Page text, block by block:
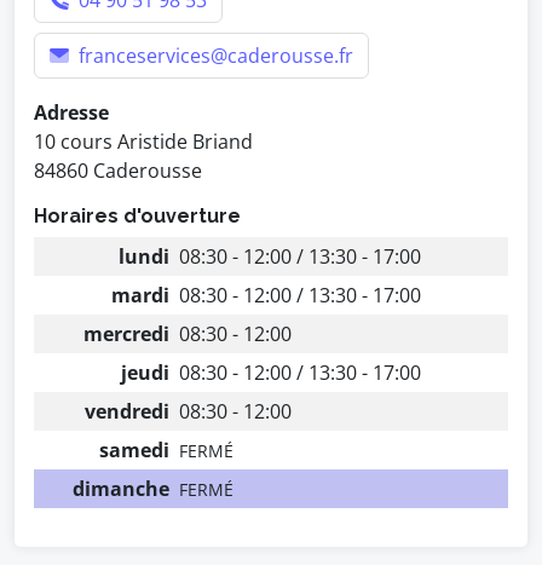
franceservices@caderousse.fr
Adresse
10 cours Aristide Briand
84860 Caderousse
Horaires d'ouverture
lundi 08:30 - 12:00 / 13:30 - 17:00
mardi 08:30 - 12:00 / 13:30 - 17:00
mercredi 08:30 - 12:00
jeudi 08:30 - 12:00 / 13:30 - 17:00
vendredi 08:30 - 12:00
samedi FERMÉ
dimanche FERMÉ